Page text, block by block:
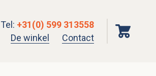
Tel: +31(0) 599 313558
De winkel
Contact